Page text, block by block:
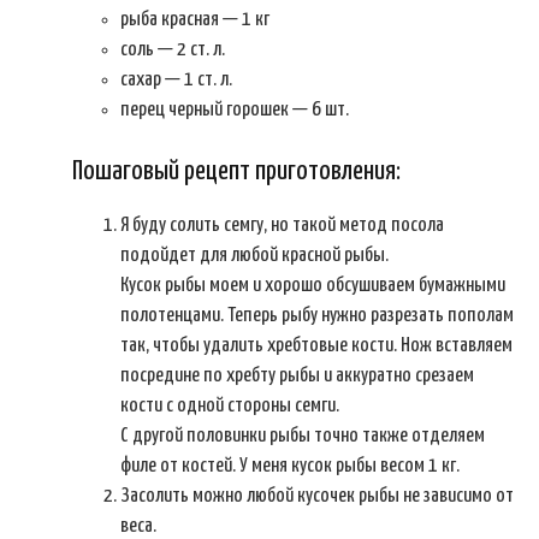
рыба красная — 1 кг
соль — 2 ст. л.
сахар — 1 ст. л.
перец черный горошек — 6 шт.
Пошаговый рецепт приготовления:
Я буду солить семгу, но такой метод посола
подойдет для любой красной рыбы.
Кусок рыбы моем и хорошо обсушиваем бумажными
полотенцами. Теперь рыбу нужно разрезать пополам
так, чтобы удалить хребтовые кости. Нож вставляем
посредине по хребту рыбы и аккуратно срезаем
кости с одной стороны семги.
С другой половинки рыбы точно также отделяем
филе от костей. У меня кусок рыбы весом 1 кг.
Засолить можно любой кусочек рыбы не зависимо от
веса.